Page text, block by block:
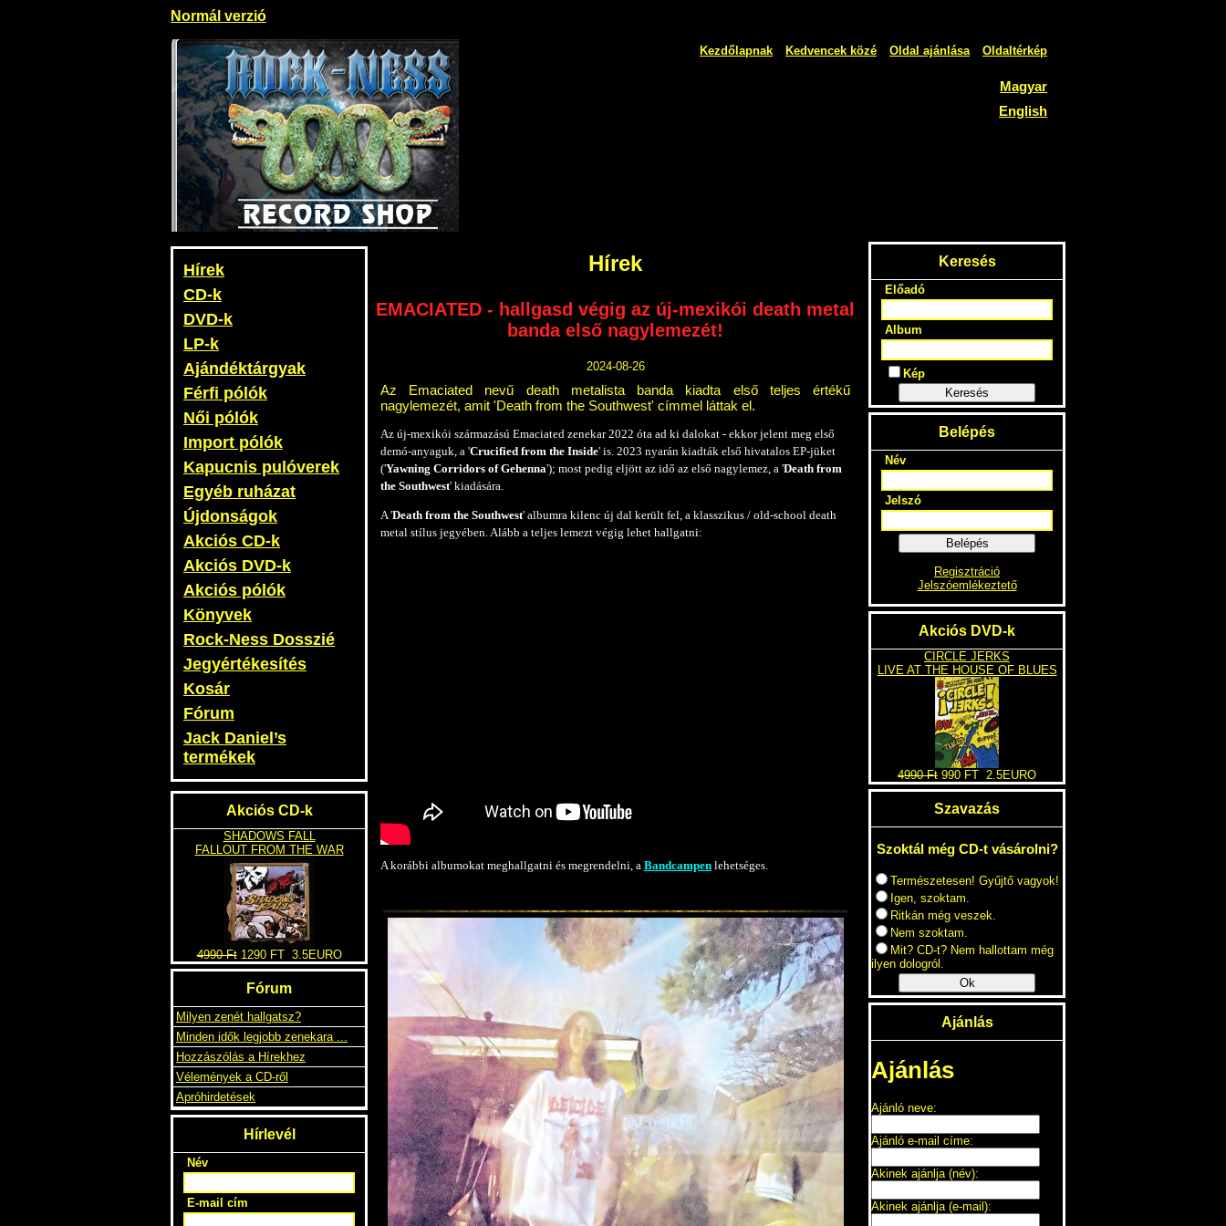
Normál verzió
Kezdőlapnak Kedvencek közé Oldal ajánlása Oldaltérkép
Magyar
English
Hírek
CD-k
DVD-k
LP-k
Ajándéktárgyak
Férfi pólók
Női pólók
Import pólók
Kapucnis pulóverek
Egyéb ruházat
Újdonságok
Akciós CD-k
Akciós DVD-k
Akciós pólók
Könyvek
Rock-Ness Dosszié
Jegyértékesítés
Kosár
Fórum
Jack Daniel’s
termékek
Akciós CD-k
SHADOWS FALL
FALLOUT FROM THE WAR
4990 Ft 1290 FT 3.5EURO
Fórum
Milyen zenét hallgatsz?
Minden idők legjobb zenekara ...
Hozzászólás a Hírekhez
Vélemények a CD-ről
Apróhirdetések
Hírlevél
Név
E-mail cím
Hírek
EMACIATED - hallgasd végig az új-mexikói death metal
banda első nagylemezét!
2024-08-26
Az Emaciated nevű death metalista banda kiadta első teljes értékű
nagylemezét, amit 'Death from the Southwest' címmel láttak el.
Az új-mexikói származású Emaciated zenekar 2022 óta ad ki dalokat - ekkor jelent meg első
demó-anyaguk, a 'Crucified from the Inside' is. 2023 nyarán kiadták első hivatalos EP-jüket
('Yawning Corridors of Gehenna'); most pedig eljött az idő az első nagylemez, a 'Death from
the Southwest' kiadására.
A 'Death from the Southwest' albumra kilenc új dal került fel, a klasszikus / old-school death
metal stílus jegyében. Alább a teljes lemezt végig lehet hallgatni:
A korábbi albumokat meghallgatni és megrendelni, a Bandcampen lehetséges.
Keresés
Előadó
Album
Kép
Keresés
Belépés
Név
Jelszó
Belépés
Regisztráció
Jelszóemlékeztető
Akciós DVD-k
CIRCLE JERKS
LIVE AT THE HOUSE OF BLUES
4990 Ft 990 FT 2.5EURO
Szavazás
Szoktál még CD-t vásárolni?
Természetesen! Gyűjtő vagyok!
Igen, szoktam.
Ritkán még veszek.
Nem szoktam.
Mit? CD-t? Nem hallottam még
ilyen dologról.
Ok
Ajánlás
Ajánlás
Ajánló neve:
Ajánló e-mail címe:
Akinek ajánlja (név):
Akinek ajánlja (e-mail):